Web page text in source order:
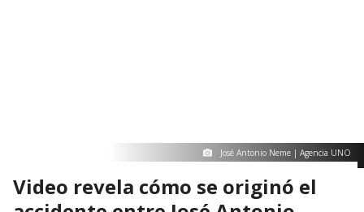
José Antonio Neme | Agencia UNO
Video revela cómo se originó el